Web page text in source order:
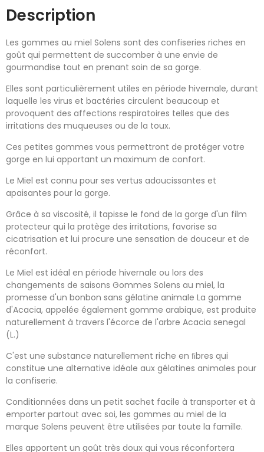
Description
Les gommes au miel Solens sont des confiseries riches en
goût qui permettent de succomber à une envie de
gourmandise tout en prenant soin de sa gorge.
Elles sont particulièrement utiles en période hivernale, durant
laquelle les virus et bactéries circulent beaucoup et
provoquent des affections respiratoires telles que des
irritations des muqueuses ou de la toux.
Ces petites gommes vous permettront de protéger votre
gorge en lui apportant un maximum de confort.
Le Miel est connu pour ses vertus adoucissantes et
apaisantes pour la gorge.
Grâce à sa viscosité, il tapisse le fond de la gorge d'un film
protecteur qui la protège des irritations, favorise sa
cicatrisation et lui procure une sensation de douceur et de
réconfort.
Le Miel est idéal en période hivernale ou lors des
changements de saisons Gommes Solens au miel, la
promesse d'un bonbon sans gélatine animale La gomme
d'Acacia, appelée également gomme arabique, est produite
naturellement à travers l'écorce de l'arbre Acacia senegal
(L.)
C'est une substance naturellement riche en ﬁbres qui
constitue une alternative idéale aux gélatines animales pour
la confiserie.
Conditionnées dans un petit sachet facile à transporter et à
emporter partout avec soi, les gommes au miel de la
marque Solens peuvent être utilisées par toute la famille.
Elles apportent un goût très doux qui vous réconfortera